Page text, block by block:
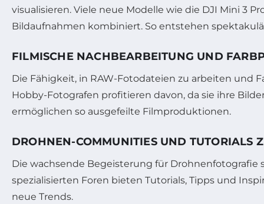
visualisieren. Viele neue Modelle wie die DJI Mini 3
Bildaufnahmen kombiniert. So entstehen
FILMISCHE NACHBEARBEITUNG UND
Die Fähigkeit, in RAW-Fotodateien zu arbeiten und
Hobby-Fotografen profitieren davon, da sie ihre
ermöglichen so ausgefeilte Filmproduktionen.
DROHNEN-COMMUNITIES UND TUTORIALS
Die wachsende Begeisterung für
spezialisierten Foren bieten Tutorials, Tipps und
neue Trends.